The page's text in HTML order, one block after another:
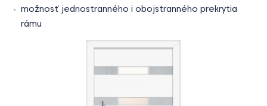
možnosť jednostranného i obojstranného prekrytia
rámu